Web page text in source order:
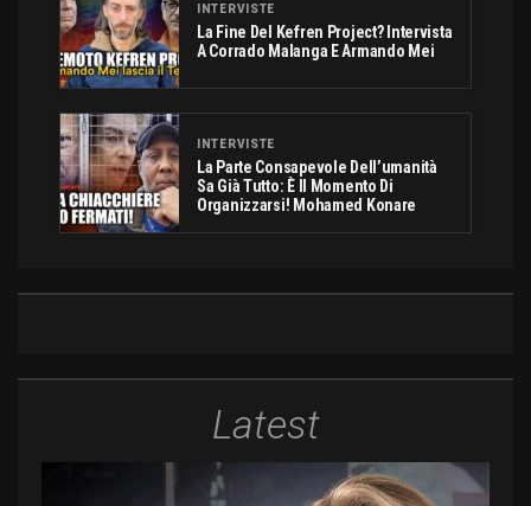
INTERVISTE
La Fine Del Kefren Project? Intervista
A Corrado Malanga E Armando Mei
INTERVISTE
La Parte Consapevole Dell’umanità
Sa Già Tutto: È Il Momento Di
Organizzarsi! Mohamed Konare
Latest